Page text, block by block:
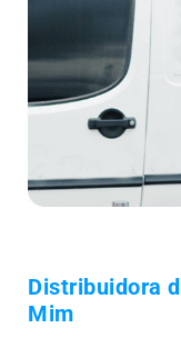
Distribuidora
Mim